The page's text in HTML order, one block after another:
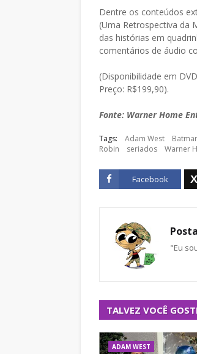
Dentre os conteúdos
(Uma Retrospectiva da
das histórias em
comentários de áudio
(Disponibilidade em
Preço: R$199,90).
Fonte: Warner Home
Tags: Adam West
Robin
seriados Warner
Facebook
"Eu
TALVEZ VOCÊ
ADAM WEST